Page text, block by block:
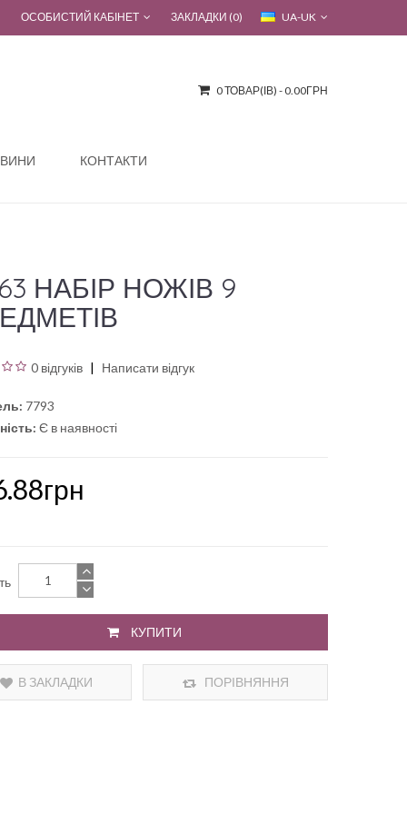
UA-UK
ОСОБИСТИЙ КАБІНЕТ ЗАКЛАДКИ (0)
0 ТОВАР(ІВ) - 0.00ГРН
КОНТАКТИ
НАБІР НОЖІВ 9
0 відгуків Написати відгук
7793
Є в наявності
КУПИТИ
В ЗАКЛАДКИ ПОРІВНЯННЯ